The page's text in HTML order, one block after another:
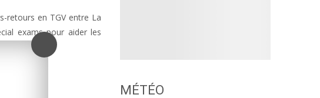
retours en TGV entre La
exams pour aider les
MÉTÉO